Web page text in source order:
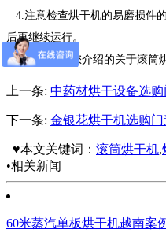
4.注意检查烘干机的易磨损件
后再继续运行。
以上就是为您介绍的关于滚筒
上一条: 中药材烘干设备选购
下一条: 金银花烘干机选购门
♥本文关键词： 滚筒烘干机,
•相关新闻
60米蒸汽单板烘干机越南案